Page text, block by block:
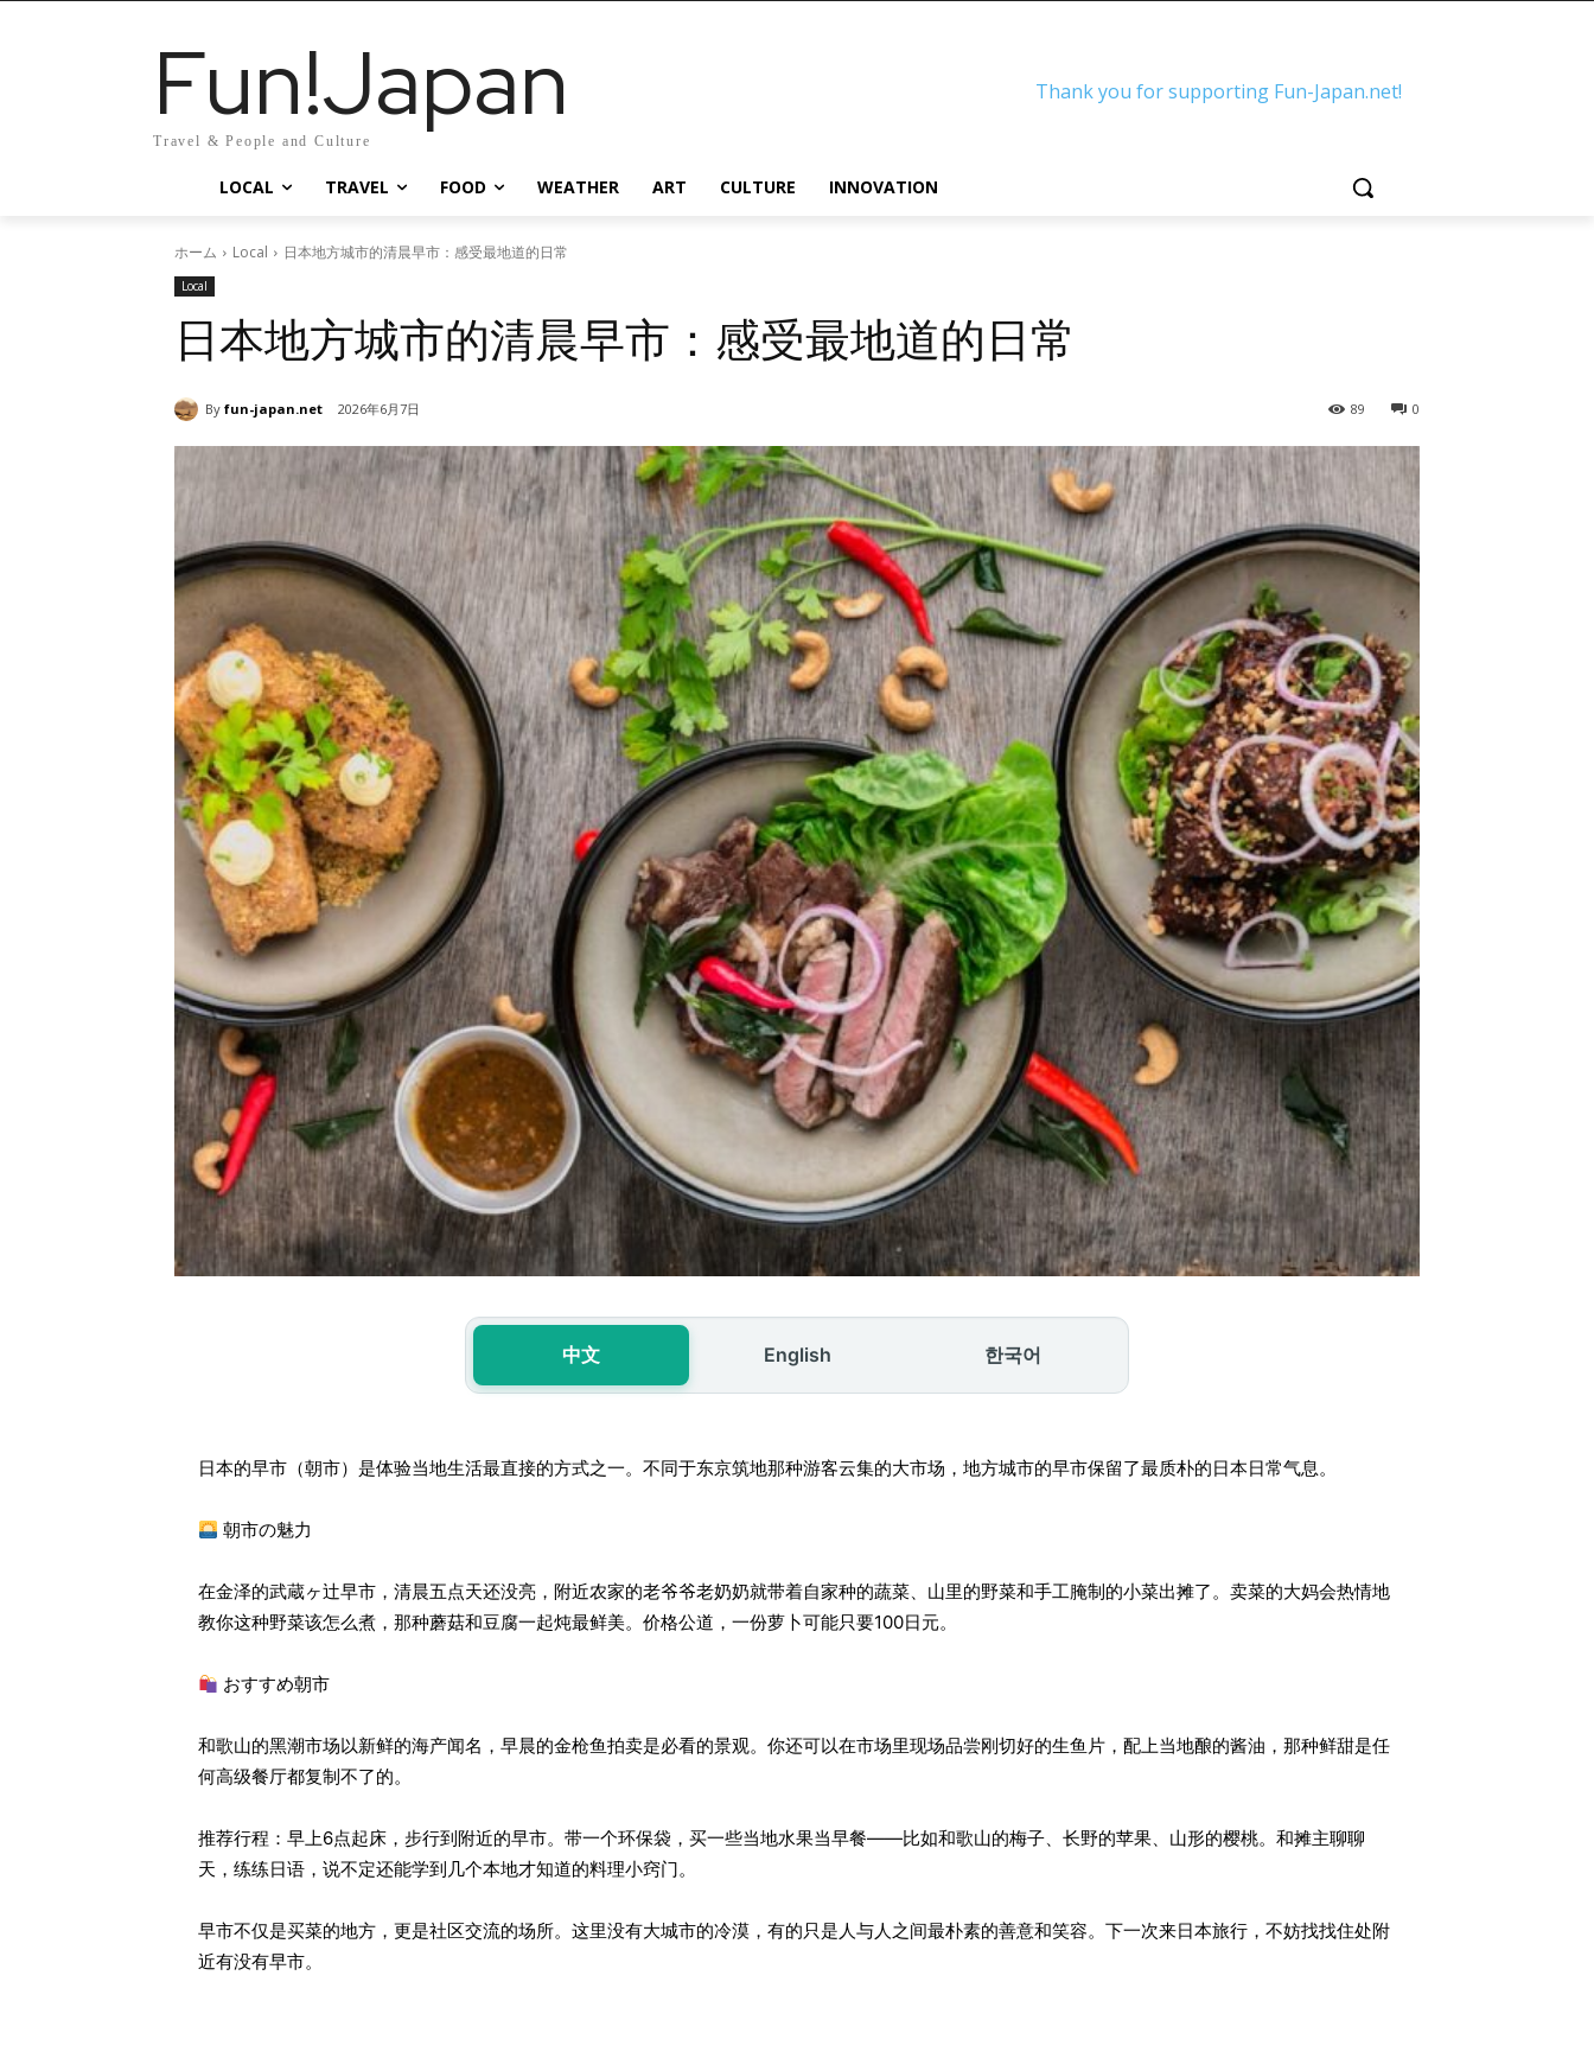
Fun!Japan
Travel & People and Culture
Thank you for supporting Fun-Japan.net!
LOCAL TRAVEL FOOD WEATHER ART CULTURE INNOVATION
ホーム Local 日本地方城市的清晨早市：感受最地道的日常
Local
日本地方城市的清晨早市：感受最地道的日常
By fun-japan.net 2026年6月7日 0
89
中文 English 한국어
日本的早市（朝市）是体验当地生活最直接的方式之一。不同于东京筑地那种游客云集的大市场，地方城市的早市保留了最质朴的日本日常气息。
朝市の魅力
在金泽的武蔵ヶ辻早市，清晨五点天还没亮，附近农家的老爷爷老奶奶就带着自家种的蔬菜、山里的野菜和手工腌制的小菜出摊了。卖菜的大妈会热情地
教你这种野菜该怎么煮，那种蘑菇和豆腐一起炖最鲜美。价格公道，一份萝卜可能只要100日元。
おすすめ朝市
和歌山的黑潮市场以新鲜的海产闻名，早晨的金枪鱼拍卖是必看的景观。你还可以在市场里现场品尝刚切好的生鱼片，配上当地酿的酱油，那种鲜甜是任
何高级餐厅都复制不了的。
推荐行程：早上6点起床，步行到附近的早市。带一个环保袋，买一些当地水果当早餐——比如和歌山的梅子、长野的苹果、山形的樱桃。和摊主聊聊
天，练练日语，说不定还能学到几个本地才知道的料理小窍门。
早市不仅是买菜的地方，更是社区交流的场所。这里没有大城市的冷漠，有的只是人与人之间最朴素的善意和笑容。下一次来日本旅行，不妨找找住处附
近有没有早市。